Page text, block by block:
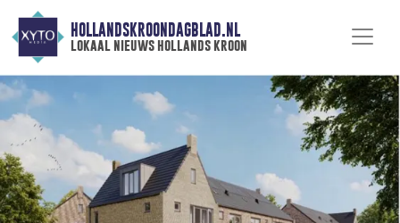
HOLLANDSKROONDAGBLAD.NL
lokaal nieuws hollands kroon